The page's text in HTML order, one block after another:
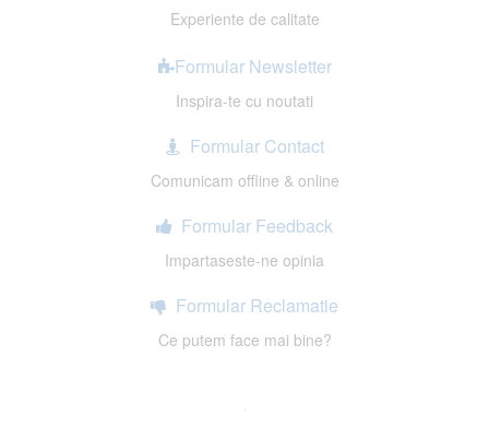
Experiente de calitate
Formular Newsletter
Inspira-te cu noutati
Formular Contact
Comunicam offline & online
Formular Feedback
Impartaseste-ne opinia
Formular Reclamatie
Ce putem face mai bine?